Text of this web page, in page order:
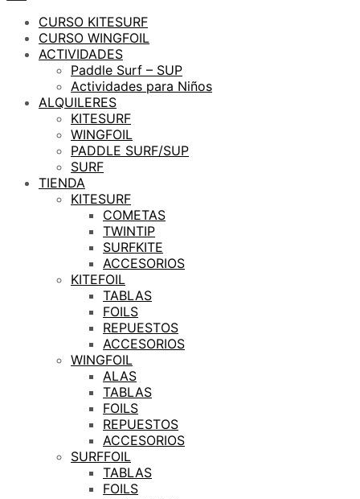
CURSO KITESURF
CURSO WINGFOIL
ACTIVIDADES
Paddle Surf – SUP
Actividades para Niños
ALQUILERES
KITESURF
WINGFOIL
PADDLE SURF/SUP
SURF
TIENDA
KITESURF
COMETAS
TWINTIP
SURFKITE
ACCESORIOS
KITEFOIL
TABLAS
FOILS
REPUESTOS
ACCESORIOS
WINGFOIL
ALAS
TABLAS
FOILS
REPUESTOS
ACCESORIOS
SURFFOIL
TABLAS
FOILS